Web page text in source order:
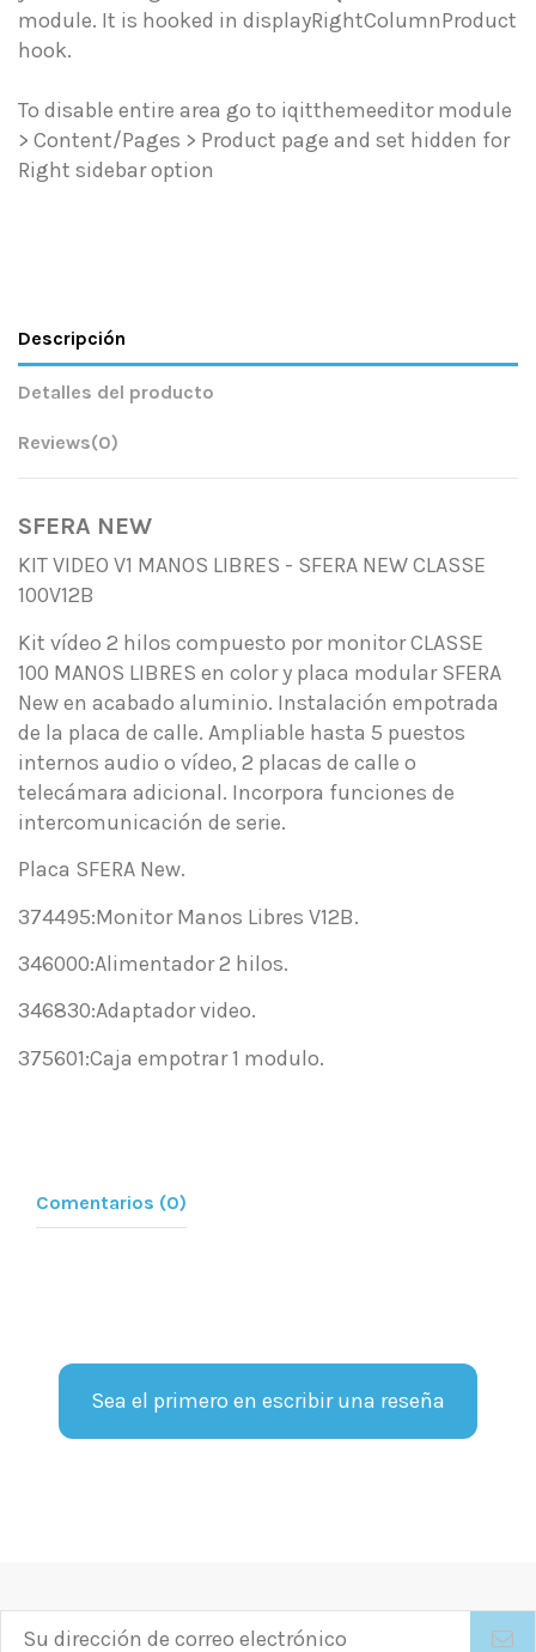
module. It is hooked in displayRightColumnProduct
hook.
To disable entire area go to iqitthemeeditor module
> Content/Pages > Product page and set hidden for
Right sidebar option
Descripción
Detalles del producto
Reviews(0)
SFERA NEW
KIT VIDEO V1 MANOS LIBRES - SFERA NEW CLASSE
100V12B
Kit vídeo 2 hilos compuesto por monitor CLASSE
100 MANOS LIBRES en color y placa modular SFERA
New en acabado aluminio. Instalación empotrada
de la placa de calle. Ampliable hasta 5 puestos
internos audio o vídeo, 2 placas de calle o
telecámara adicional. Incorpora funciones de
intercomunicación de serie.
Placa SFERA New.
374495:Monitor Manos Libres V12B.
346000:Alimentador 2 hilos.
346830:Adaptador video.
375601:Caja empotrar 1 modulo.
Comentarios (0)
Sea el primero en escribir una reseña